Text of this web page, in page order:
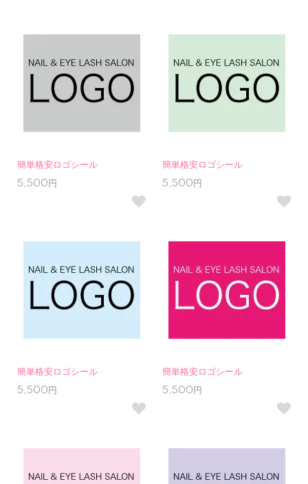
簡単格安ロゴシール
5,500円
簡単格安ロゴシール
5,500円
簡単格安ロゴシール
5,500円
簡単格安ロゴシール
5,500円